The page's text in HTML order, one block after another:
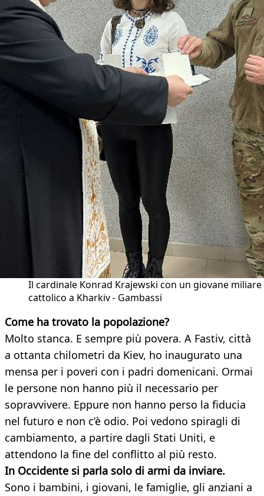
Il cardinale Konrad Krajewski con un giovane miliare
cattolico a Kharkiv - Gambassi
Come ha trovato la popolazione?
Molto stanca. E sempre più povera. A Fastiv, città
a ottanta chilometri da Kiev, ho inaugurato una
mensa per i poveri con i padri domenicani. Ormai
le persone non hanno più il necessario per
sopravvivere. Eppure non hanno perso la fiducia
nel futuro e non c’è odio. Poi vedono spiragli di
cambiamento, a partire dagli Stati Uniti, e
attendono la fine del conflitto al più resto.
In Occidente si parla solo di armi da inviare.
Sono i bambini, i giovani, le famiglie, gli anziani a